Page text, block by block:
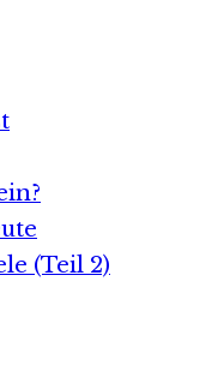
(Teil 2)